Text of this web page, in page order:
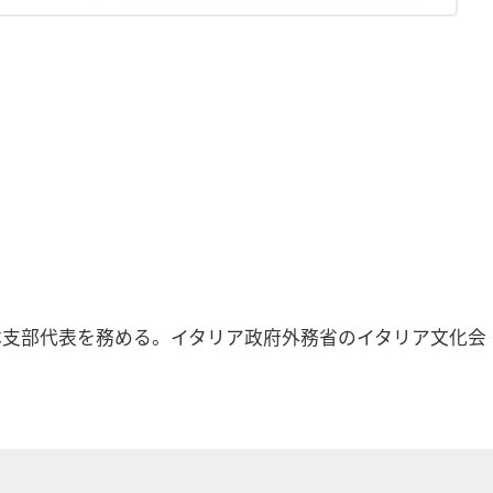
部代表を務める。イタリア政府外務省のイタリア文化会